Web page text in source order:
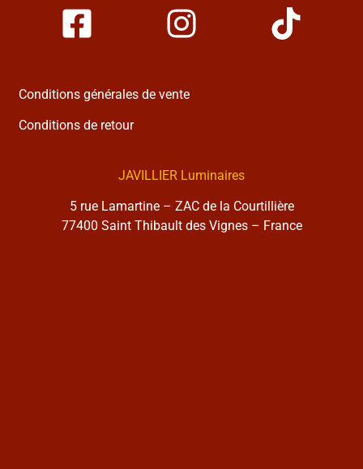
Conditions générales de vente
Conditions de retour
JAVILLIER Luminaires
5 rue Lamartine – ZAC de la Courtillière
77400 Saint Thibault des Vignes – France